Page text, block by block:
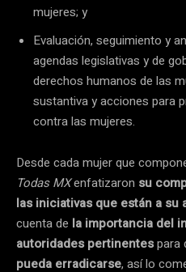
mujeres; y
Evaluación, seguimiento y
agendas legislativas y de
derechos humanos de las
sustantiva y acciones para
contra las mujeres.
Desde cada mujer que
Todas MXenfatizaron su
las iniciativas que están a su
cuenta de la importancia del
autoridades pertinentespara
pueda erradicarse, así lo